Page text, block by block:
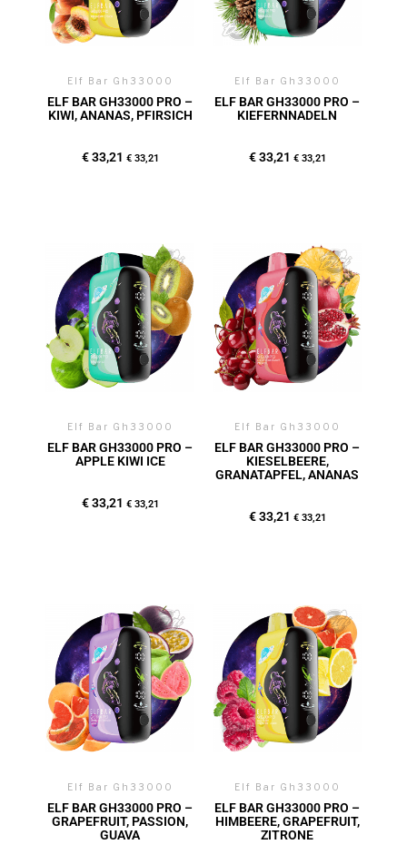
Elf Bar Gh33000
ELF BAR GH33000 PRO –
KIWI, ANANAS, PFIRSICH
€33,21 €33,21
Elf Bar Gh33000
ELF BAR GH33000 PRO –
KIEFERNNADELN
€33,21 €33,21
Elf Bar Gh33000
ELF BAR GH33000 PRO –
APPLE KIWI ICE
€33,21 €33,21
Elf Bar Gh33000
ELF BAR GH33000 PRO –
KIESELBEERE,
GRANATAPFEL, ANANAS
€33,21 €33,21
Elf Bar Gh33000
ELF BAR GH33000 PRO –
GRAPEFRUIT, PASSION,
GUAVA
Elf Bar Gh33000
ELF BAR GH33000 PRO –
HIMBEERE, GRAPEFRUIT,
ZITRONE